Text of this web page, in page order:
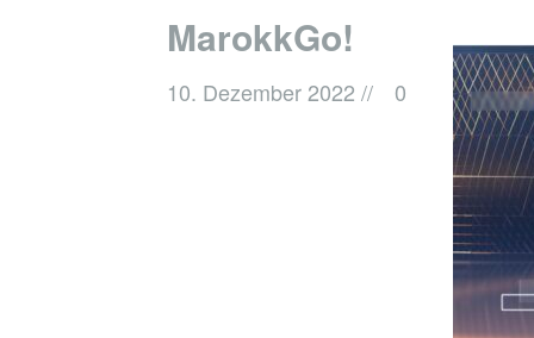
MarokkGo!
10. Dezember 2022 // 0